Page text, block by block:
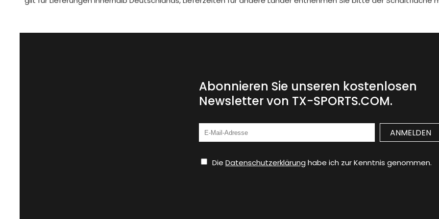
Abonnieren Sie unseren kostenlosen
Newsletter von TX-SPORTS.COM.
Die Datenschutzerklärung habe ich zur Kenntnis genommen.